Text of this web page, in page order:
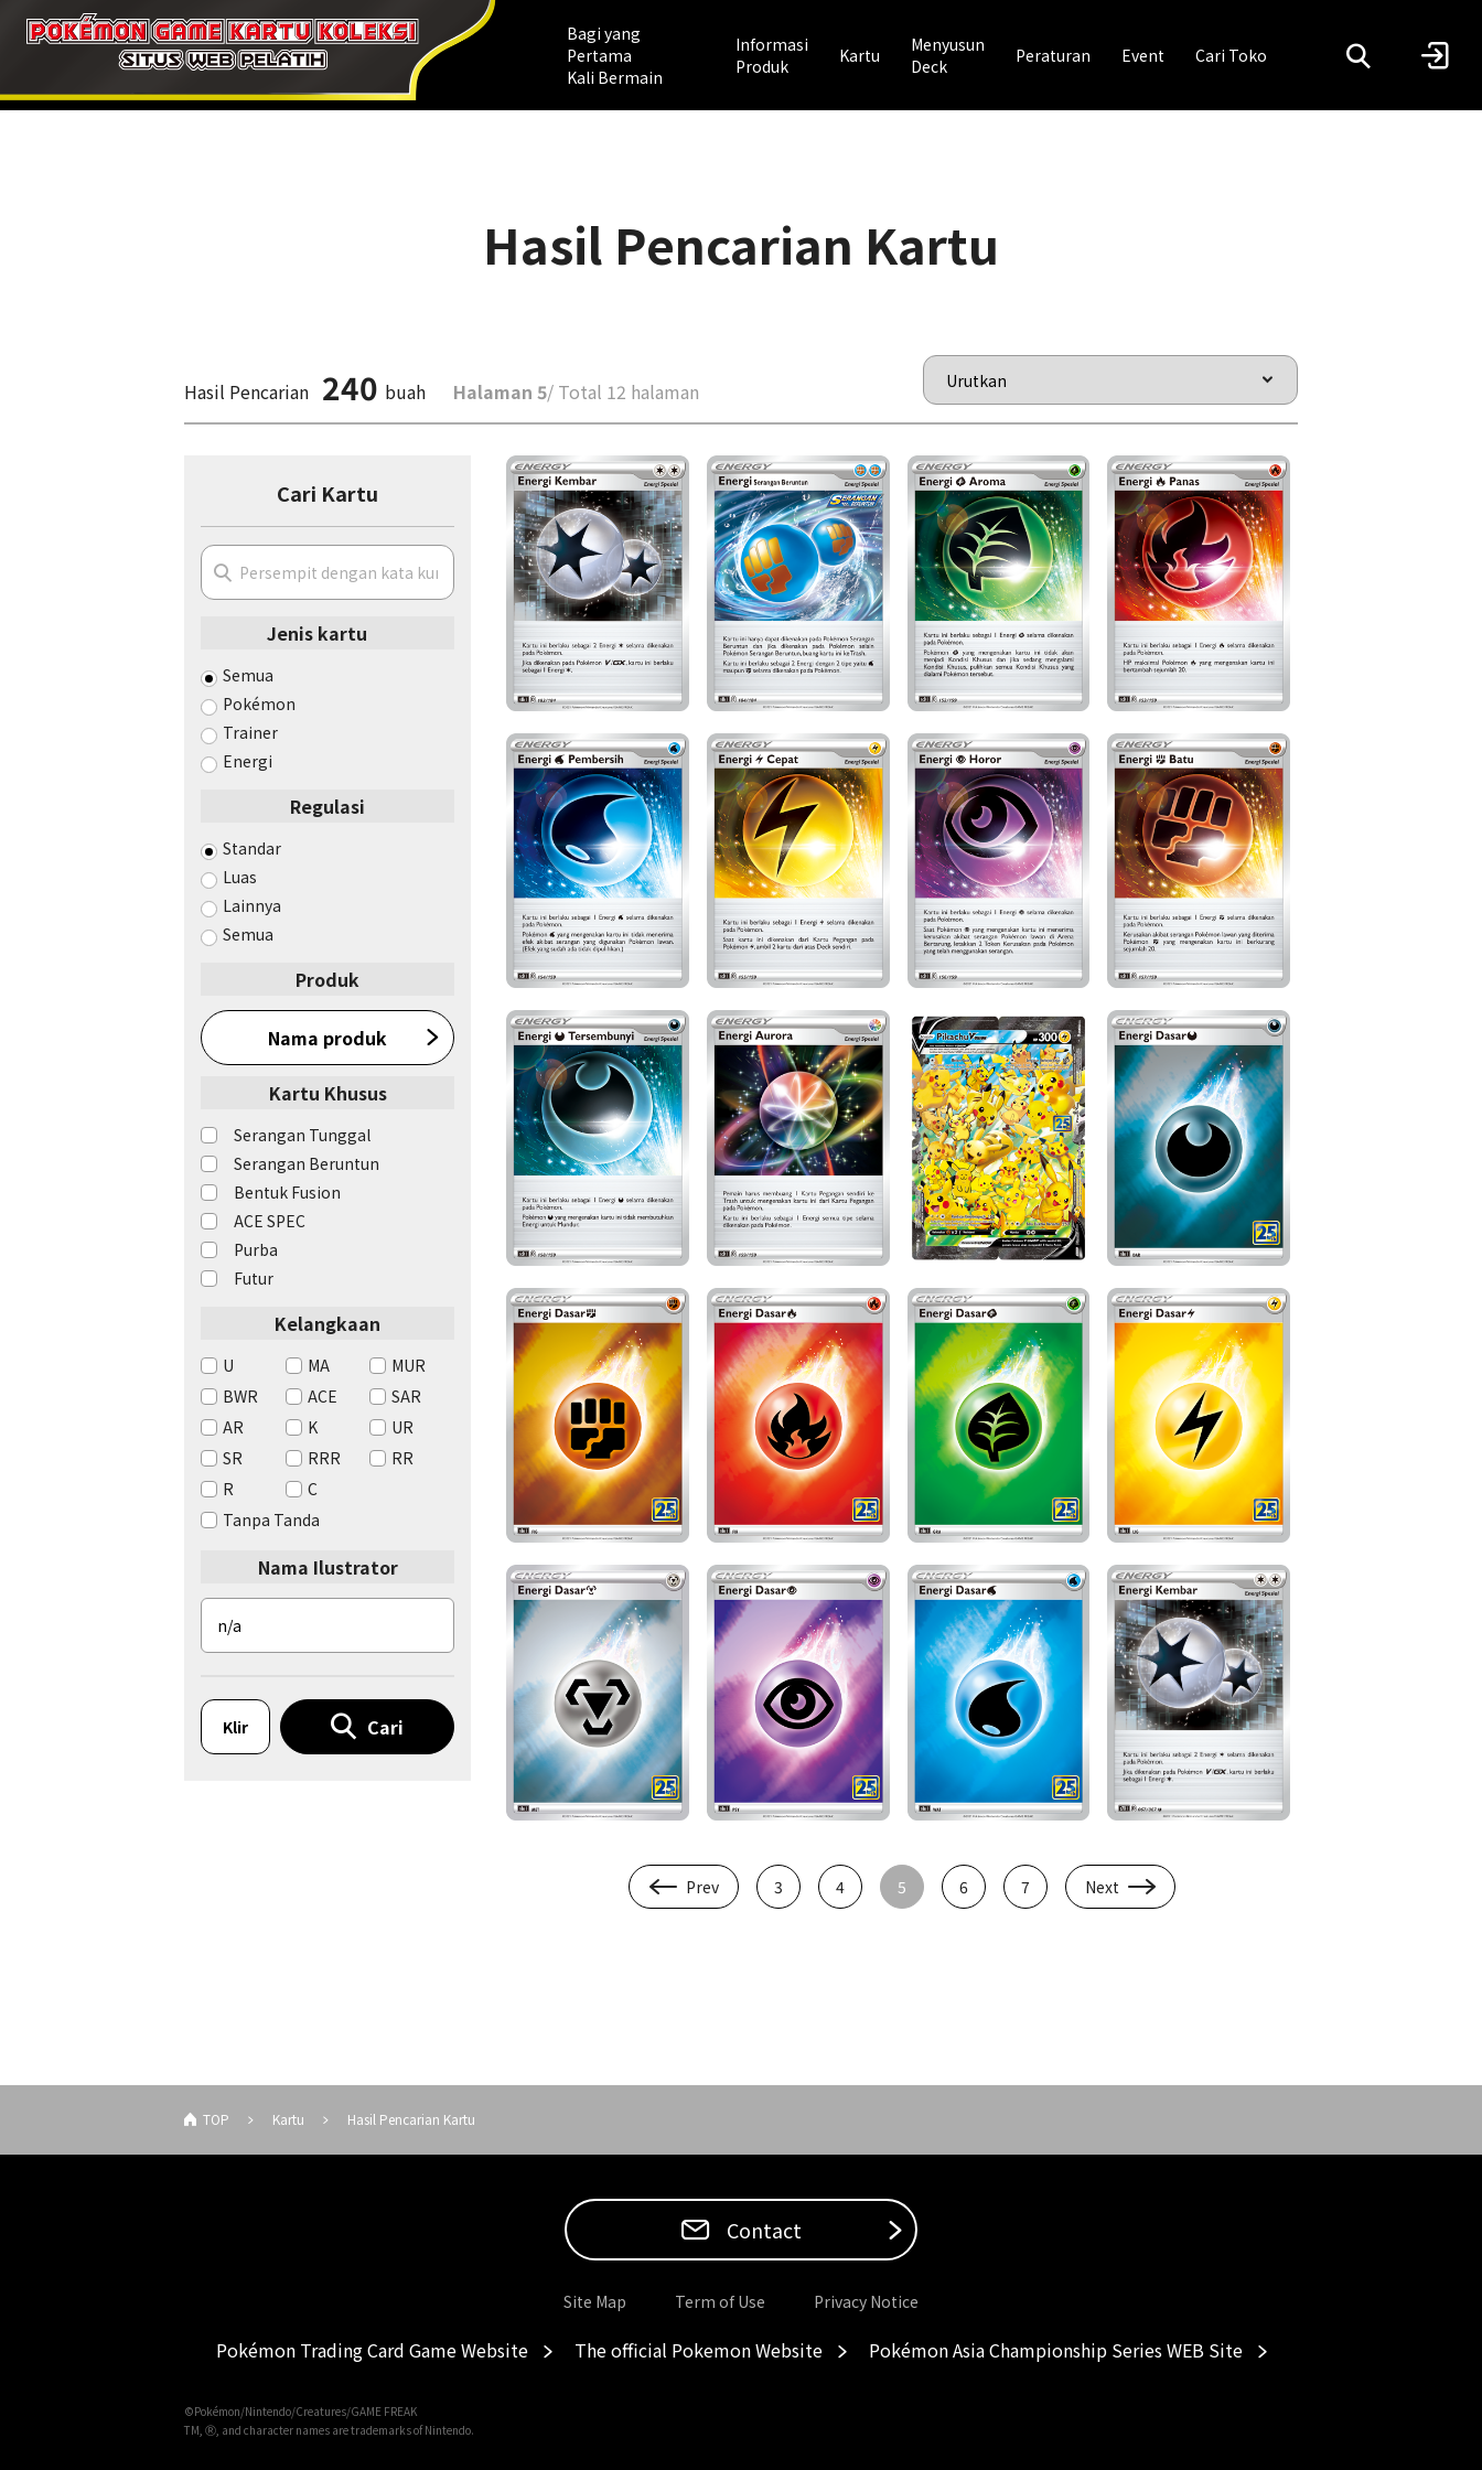
Bagi yang
Pertama
Kali Bermain
Informasi
Produk
Kartu
Menyusun
Deck
Peraturan Event Cari Toko
Hasil Pencarian Kartu
Hasil Pencarian 240 buah Halaman 5/ Total 12 halaman
Cari Kartu
Jenis kartu
Semua
Pokémon
Trainer
Energi
Regulasi
Standar
Luas
Lainnya
Semua
Produk
Nama produk
Kartu Khusus
Serangan Tunggal
Serangan Beruntun
Bentuk Fusion
ACE SPEC
Purba
Futur
Kelangkaan
U MA
MUR
BWR
ACE
SAR
AR
K
UR
SR
RRR
RR
R
C
Tanpa Tanda
Nama Ilustrator
Klir Cari
Prev 3 4 5 6 7 Next
TOP Kartu Hasil Pencarian Kartu
Contact
Site Map Term of Use Privacy Notice
Pokémon Trading Card Game Website The official Pokemon Website Pokémon Asia Championship Series WEB Site
©Pokémon/Nintendo/Creatures/GAME FREAK
TM, Ⓡ, and character names are trademarks of Nintendo.